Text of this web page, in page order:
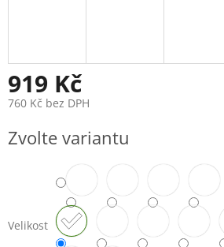
919 Kč
760 Kč bez DPH
cena:
Zvolte variantu
Velikost